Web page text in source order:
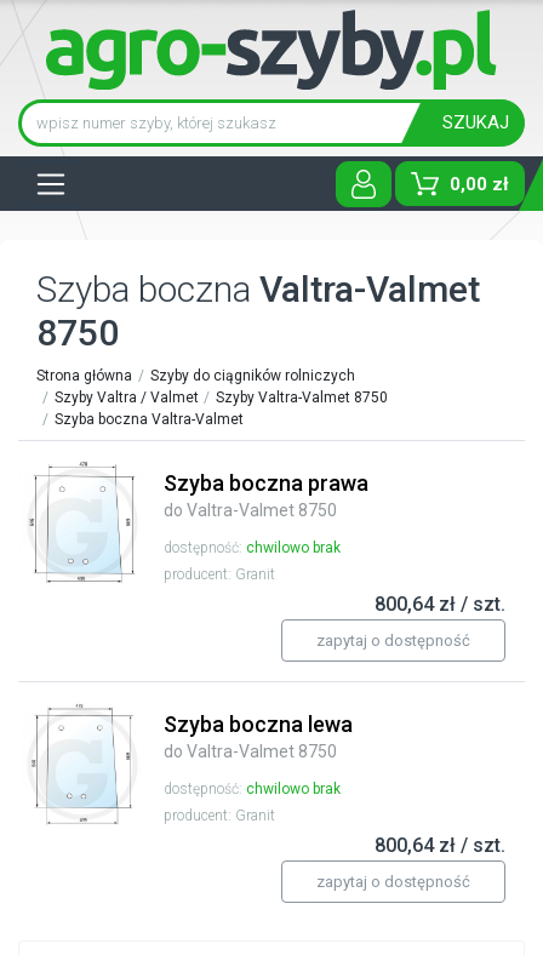
SZUKAJ
0,00 zł
Szyba boczna Valtra-Valmet
8750
Strona główna
Szyby do ciągników rolniczych
Szyby Valtra / Valmet
Szyby Valtra-Valmet 8750
Szyba boczna Valtra-Valmet
Szyba boczna prawa
do Valtra-Valmet 8750
dostępność: chwilowo brak
producent: Granit
800,64 zł / szt.
zapytaj o dostępność
Szyba boczna lewa
do Valtra-Valmet 8750
dostępność: chwilowo brak
producent: Granit
800,64 zł / szt.
zapytaj o dostępność